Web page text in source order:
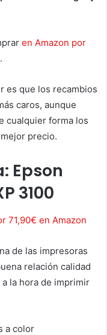
en Amazon por
es que los recambios
caros, aunque
cualquier forma los
precio.
Epson
3100
71,90€ en Amazon
de las impresoras
relación calidad
la hora de imprimir
a color